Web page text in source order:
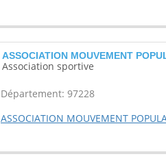
ASSOCIATION MOUVEMENT
Association sportive
Département: 97228
ASSOCIATION MOUVEMENT